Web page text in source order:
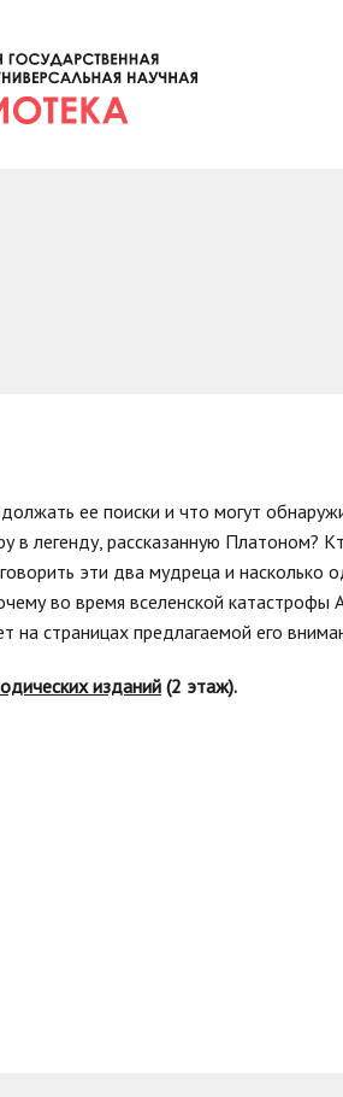
ее поиски и что могут
легенду, рассказанную Платоном?
эти два мудреца и насколько
во время вселенской катастрофы
страницах предлагаемой его
изданий (2 этаж).